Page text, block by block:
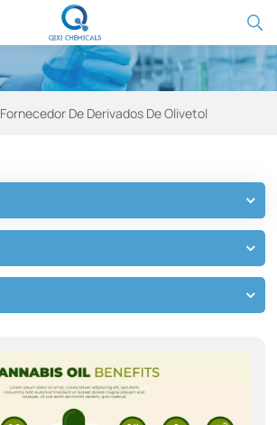
Fornecedor De Derivados De Olivetol